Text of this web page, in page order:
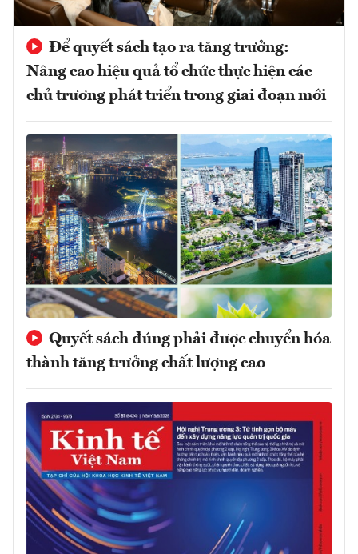
Để quyết sách tạo ra tăng trưởng:
Nâng cao hiệu quả tổ chức thực hiện các
chủ trương phát triển trong giai đoạn mới
Quyết sách đúng phải được chuyển hóa
thành tăng trưởng chất lượng cao